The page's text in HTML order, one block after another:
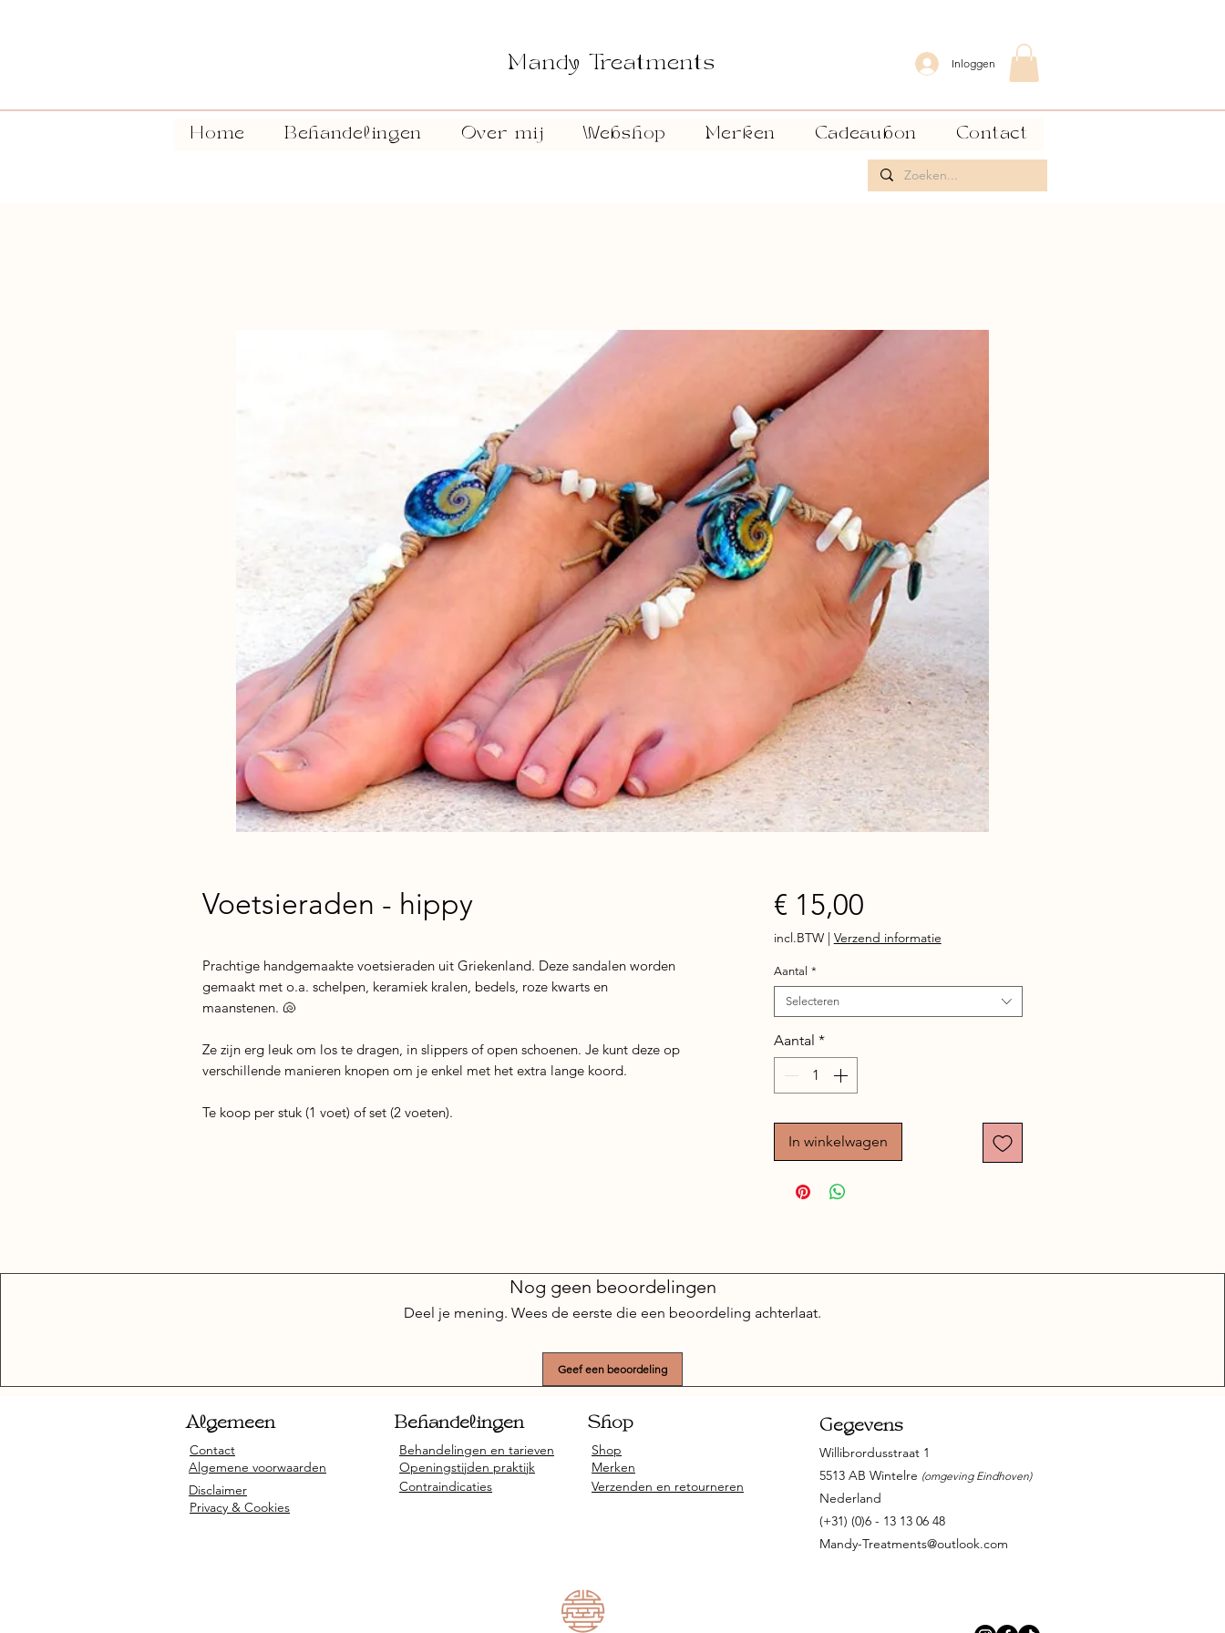
Mandy Treatments Inloggen
Home Behandelingen Over mij Webshop Merken Cadeaubon Contact
Voetsieraden - hippy
Prachtige handgemaakte voetsieraden uit Griekenland. Deze sandalen worden
gemaakt met o.a. schelpen, keramiek kralen, bedels, roze kwarts en
maanstenen. 🐚
Ze zijn erg leuk om los te dragen, in slippers of open schoenen. Je kunt deze op
verschillende manieren knopen om je enkel met het extra lange koord.
Te koop per stuk (1 voet) of set (2 voeten).
€ 15,00Prijs
incl.BTW | Verzend informatie
Aantal *
Selecteren
Aantal *
In winkelwagen
Nog geen beoordelingen
Deel je mening. Wees de eerste die een beoordeling achterlaat.
Geef een beoordeling
Algemeen
Contact
Algemene voorwaarden
Disclaimer
Behandelingen
Behandelingen en tarieven
Openingstijden praktijk
Contraindicaties
Shop
Shop
Merken
Verzenden en retourneren
Privacy & Cookies
Gegevens
Willibrordusstraat 1
5513 AB Wintelre (omgeving Eindhoven)
Nederland
(+31) (0)6 - 13 13 06 48
Mandy-Treatments@outlook.com